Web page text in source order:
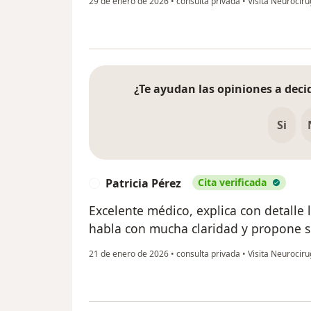
¿Te ayudan las opiniones a
Si
Patricia Pérez Cita verificada
Excelente médico, explica con
habla con mucha claridad y propone
21 de enero de 2026 • consulta privada • Visita